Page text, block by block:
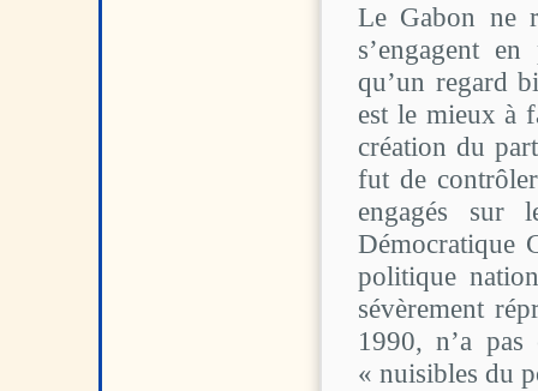
Le Gabon ne
s’engagent
qu’un regard
est le mieux à
création du
fut de
engagés sur
Démocratique
politique
sévèrement
1990, n’a pas
« nuisibles du